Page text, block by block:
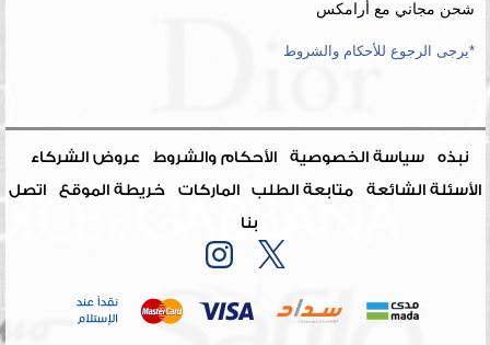
شحن مجاني مع أرامكس
*يرجى الرجوع للأحكام والشروط
نبذه سياسة الخصوصية الأحكام والشروط
عروض الشركاء
الأسئلة الشائعة
متابعة الطلب الماركات خريطة الموقع
اتصل
بنا